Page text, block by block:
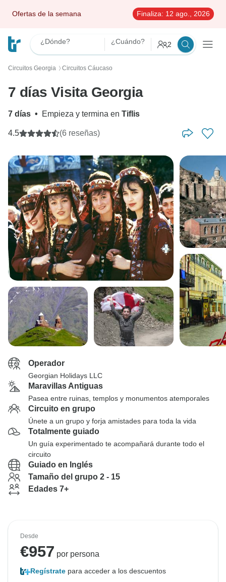
Ofertas de la semana Finaliza: 12 ago., 2026
¿Dónde? ¿Cuándo? 2
Circuitos Georgia 〉 Circuitos Cáucaso
7 días Visita Georgia
7 días • Empieza y termina en Tiflis
4.5 (6 reseñas)
Operador
Georgian Holidays LLC
Maravillas Antiguas
Pasea entre ruinas, templos y monumentos atemporales
Circuito en grupo
Únete a un grupo y forja amistades para toda la vida
Totalmente guiado
Un guía experimentado te acompañará durante todo el
circuito
Guiado en Inglés
Tamaño del grupo 2 - 15
Edades 7+
Desde
€957 por persona
Regístrate para acceder a los descuentos